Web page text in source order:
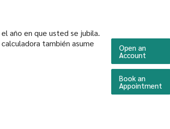
año en que usted se jubila.
también asume
Open an
Account
Book an
Appointment